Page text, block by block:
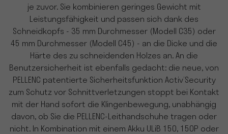
je zuvor. Sie kombinieren geringes Gewicht mit
Leistungsfähigkeit und passen sich dank des
Schneidkopfs - 35 mm Durchmesser (Modell C35) oder
45 mm Durchmesser (Modell C45) - an die Dicke und die
Härte des zu schneidenden Holzes an. An die
Benutzersicherheit ist ebenfalls gedacht: die neue, von
PELLENC patentierte Sicherheitsfunktion Activ’Security
zum Schutz vor Schnittverletzungen stoppt bei Kontakt
mit der Hand sofort die Klingenbewegung, unabhängig
davon, ob Sie die PELLENC-Leithandschuhe tragen oder
nicht. In Kombination mit einem Akku ULiB 150, 150P oder